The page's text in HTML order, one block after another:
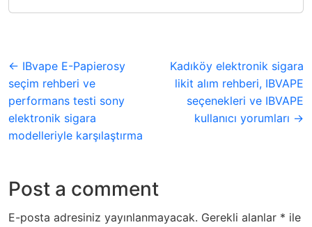
← IBvape E-Papierosy
seçim rehberi ve
performans testi sony
elektronik sigara
modelleriyle karşılaştırma
Kadıköy elektronik sigara
likit alım rehberi, IBVAPE
seçenekleri ve IBVAPE
kullanıcı yorumları →
Post a comment
E-posta adresiniz yayınlanmayacak. Gerekli alanlar * ile